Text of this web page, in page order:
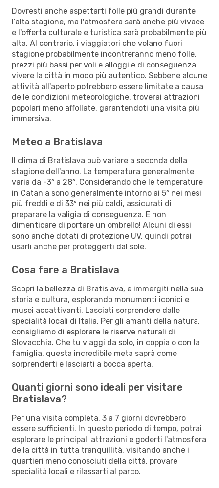
Dovresti anche aspettarti folle più grandi durante
l’alta stagione, ma l'atmosfera sarà anche più vivace
e l'offerta culturale e turistica sarà probabilmente più
alta. Al contrario, i viaggiatori che volano fuori
stagione probabilmente incontreranno meno folle,
prezzi più bassi per voli e alloggi e di conseguenza
vivere la città in modo più autentico. Sebbene alcune
attività all'aperto potrebbero essere limitate a causa
delle condizioni meteorologiche, troverai attrazioni
popolari meno affollate, garantendoti una visita più
immersiva.
Meteo a Bratislava
Il clima di Bratislava può variare a seconda della
stagione dell'anno. La temperatura generalmente
varia da -3º a 28º. Considerando che le temperature
in Catania sono generalmente intorno ai 5º nei mesi
più freddi e di 33º nei più caldi, assicurati di
preparare la valigia di conseguenza. E non
dimenticare di portare un ombrello! Alcuni di essi
sono anche dotati di protezione UV, quindi potrai
usarli anche per proteggerti dal sole.
Cosa fare a Bratislava
Scopri la bellezza di Bratislava, e immergiti nella sua
storia e cultura, esplorando monumenti iconici e
musei accattivanti. Lasciati sorprendere dalle
specialità locali di Italia. Per gli amanti della natura,
consigliamo di esplorare le riserve naturali di
Slovacchia. Che tu viaggi da solo, in coppia o con la
famiglia, questa incredibile meta saprà come
sorprenderti e lasciarti a bocca aperta.
Quanti giorni sono ideali per visitare
Bratislava?
Per una visita completa, 3 a 7 giorni dovrebbero
essere sufficienti. In questo periodo di tempo, potrai
esplorare le principali attrazioni e goderti l'atmosfera
della città in tutta tranquillità, visitando anche i
quartieri meno conosciuti della città, provare
specialità locali e rilassarti al parco.